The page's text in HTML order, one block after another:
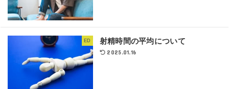
ED 射精時間の平均について
2025.01.16